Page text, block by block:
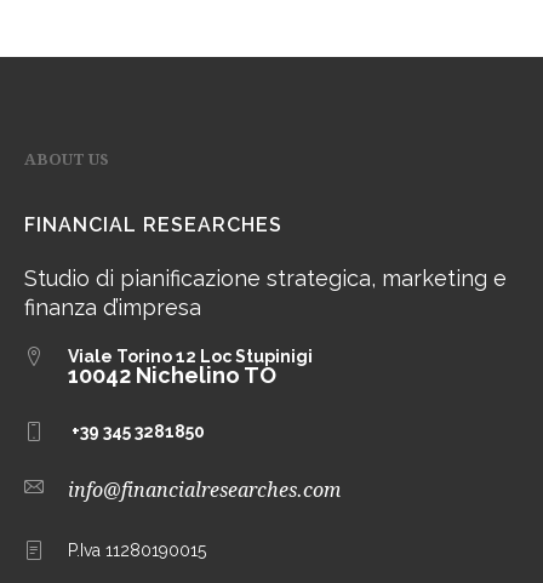
ABOUT US
FINANCIAL RESEARCHES
Studio di pianificazione strategica, marketing e
finanza d’impresa
Viale Torino 12 Loc Stupinigi
10042 Nichelino TO
+39 345 3281850
info@financialresearches.com
P.Iva 11280190015